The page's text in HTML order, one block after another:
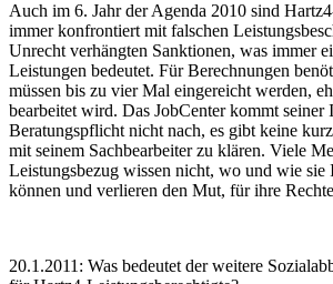
Auch im 6. Jahr der Agenda 2010 sind
immer konfrontiert mit falschen
Unrecht verhängten Sanktionen, was immer
Leistungen bedeutet. Für Berechnungen
müssen bis zu vier Mal eingereicht werden,
bearbeitet wird. Das JobCenter kommt seiner
Beratungspflicht nicht nach, es gibt keine
mit seinem Sachbearbeiter zu klären. Viele
Leistungsbezug wissen nicht, wo und wie
können und verlieren den Mut, für ihre
20.1.2011: Was bedeutet der weitere